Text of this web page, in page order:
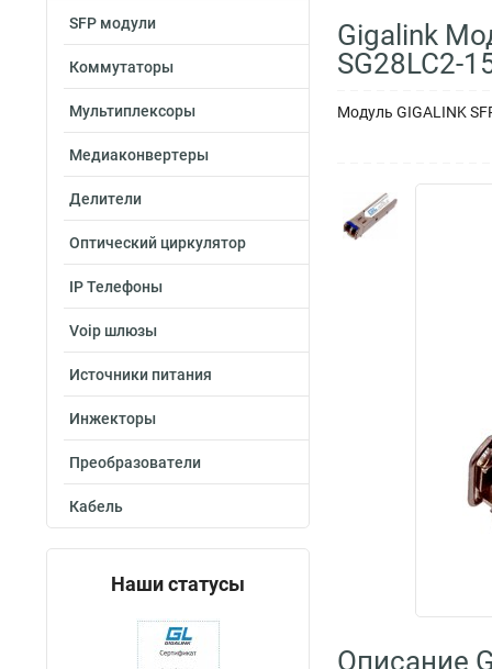
SFP модули
Коммутаторы
Мультиплексоры
Медиаконвертеры
Делители
Оптический циркулятор
IP Телефоны
Voip шлюзы
Источники питания
Инжекторы
Преобразователи
Кабель
Наши статусы
Gigalink
SG28LC2-
Модуль GIGALINK
Описание